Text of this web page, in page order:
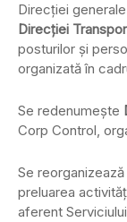
Direcţiei
Direcţiei
posturilor şi
organizată în
Se redenumeşte
Corp Control,
Se reorganizează
preluarea
aferent